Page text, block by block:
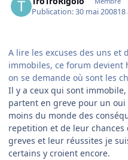
Publication:30 mai 200818
A lire les excuses des uns et
immobiles, ce forum devient
on se demande où sont les
Il y a ceux qui sont
partent en greve pour un
moins du monde des
repetition et de leur chances
greves et leur réussites je
certains y croient encore.